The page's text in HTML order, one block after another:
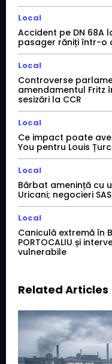
Local
Accident pe DN 68A
pasager răniți într-o
Local
Controverse
amendamentul Fritz
sesizări la CCR
Local
Ce impact poate
You pentru Louis
Local
Bărbat amenință cu
Uricani; negocieri
Local
Caniculă extremă în
PORTOCALIU și
vulnerabile
Related Articles